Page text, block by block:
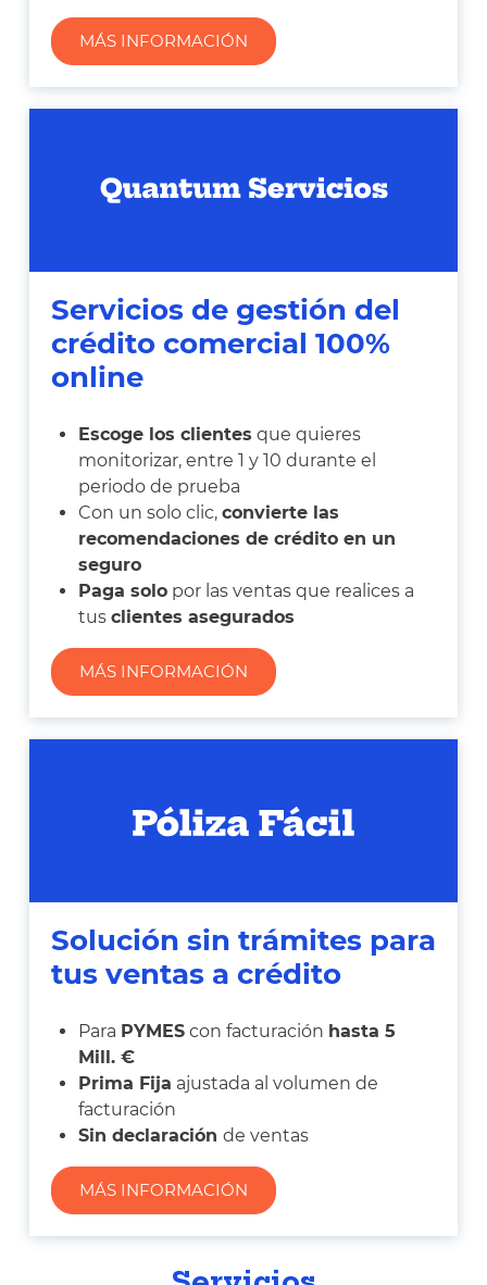
MÁS INFORMACIÓN
Servicios de gestión del
crédito comercial 100%
online
Escoge los clientes que quieres
monitorizar, entre 1 y 10 durante el
periodo de prueba
Con un solo clic, convierte las
recomendaciones de crédito en un
seguro
Paga solo por las ventas que realices a
tus clientes asegurados
MÁS INFORMACIÓN
Solución sin trámites para
tus ventas a crédito
Para PYMES con facturación hasta 5
Mill. €
Prima Fija ajustada al volumen de
facturación
Sin declaración de ventas
MÁS INFORMACIÓN